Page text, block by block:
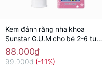
Kem đánh răng nha khoa
Sunstar G.U.M cho bé 2-6 tuổi
70g ( hương dâu) - Hàng Nhật
nội địa
88.000₫
99.000₫ (-11%)